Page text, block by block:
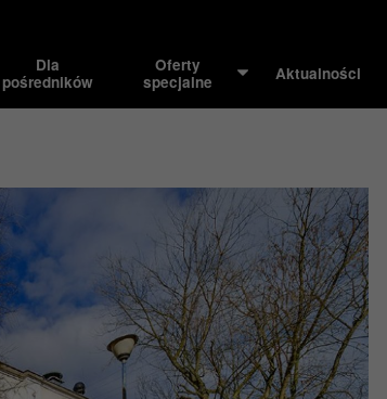
Dla
pośredników
Oferty
specjalne
Aktualności